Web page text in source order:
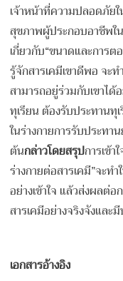
เจ้าหน้าที่ความปลอดภัย
สุขภาพผู้ประกอบอาชีพใ
เกี่ยวกับ“ขนาดและการต
รู้จักสารเคมีเขาดีพอ จะท
สามารถอยู่ร่วมกับเขาไ
ทุเรียน ต้องรับประทานทุ
ในร่างกายการรับประทา
ต้นกล่าวโดยสรุปการเข้
ร่างกายต่อสารเคมี”จะท
อย่างเข้าใจ แล้วส่งผลต่
สารเคมีอย่างจริงจังแล
เอกสารอ้างอิง